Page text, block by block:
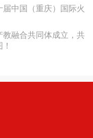
届中国（重庆）国际火
融合共同体成立，共